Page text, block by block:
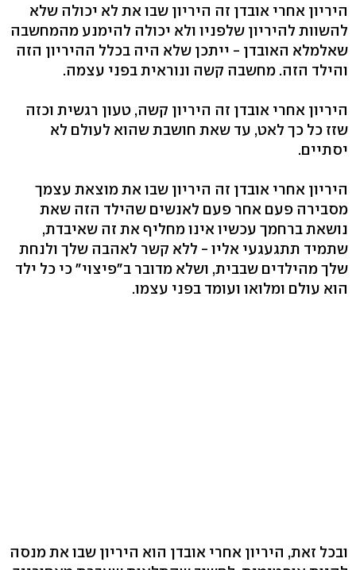
היריון אחרי אובדן זה היריון שבו את לא יכולה שלא
להשוות להיריון שלפניו ולא יכולה להימנע מהמחשבה
שאלמלא האובדן - ייתכן שלא היה בכלל ההיריון הזה
והילד הזה. מחשבה קשה ונוראית בפני עצמה.
היריון אחרי אובדן זה היריון קשה, טעון רגשית וכזה
שזז כל כך לאט, עד שאת חושבת שהוא לעולם לא
יסתיים.
היריון אחרי אובדן זה היריון שבו את מוצאת עצמך
מסבירה פעם אחר פעם לאנשים שהילד הזה שאת
נושאת ברחמך עכשיו אינו מחליף את זה שאיבדת,
שתמיד תתגעגעי אליו - ללא קשר לאהבה שלך ולנחת
שלך מהילדים שבבית, ושלא מדובר ב"פיצוי" כי כל ילד
הוא עולם ומלואו ועומד בפני עצמו.
ובכל זאת, היריון אחרי אובדן הוא היריון שבו את מנסה